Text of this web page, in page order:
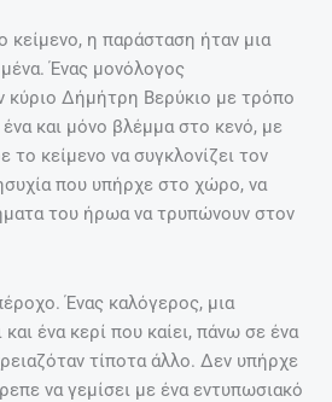
κείμενο, η παράσταση ήταν μια
Ένας μονόλογος
κύριο Δήμήτρη Βερύκιο με τρόπο
και μόνο βλέμμα στο κενό, με
κείμενο να συγκλονίζει τον
που υπήρχε στο χώρο, να
του ήρωα να τρυπώνουν στον
Ένας καλόγερος, μια
ένα κερί που καίει, πάνω σε ένα
τίποτα άλλο. Δεν υπήρχε
να γεμίσει με ένα εντυπωσιακό